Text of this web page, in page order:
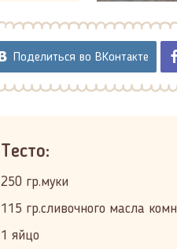
Поделиться во ВКонтакте
Тесто:
250 гр.муки
115 гр.сливочного масла
1 яйцо